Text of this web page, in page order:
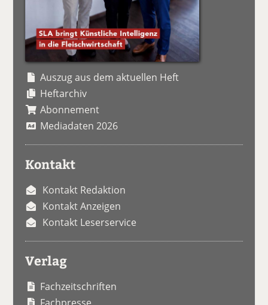
Auszug aus dem aktuellen Heft
Heftarchiv
Abonnement
Mediadaten 2026
Kontakt
Kontakt Redaktion
Kontakt Anzeigen
Kontakt Leserservice
Verlag
Fachzeitschriften